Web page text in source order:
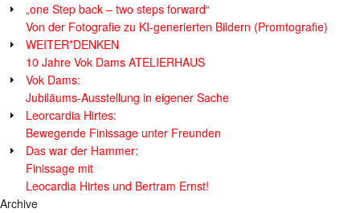
„one Step back – two steps forward“
Von der Fotografie zu KI-generierten Bildern (Promtografie)
WEITER*DENKEN
10 Jahre Vok Dams ATELIERHAUS
Vok Dams:
Jubiläums-Ausstellung in eigener Sache
Leorcardia Hirtes:
Bewegende Finissage unter Freunden
Das war der Hammer:
Finissage mit
Leocardia Hirtes und Bertram Ernst!
Archive